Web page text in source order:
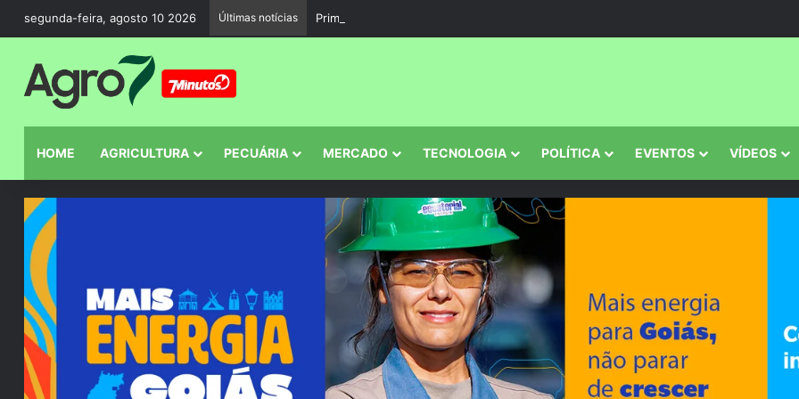
segunda-feira, agosto 10 2026 Últimas notícias Primeira Trilha Poética reúne literatura, música e cultura no Centro Histórico de
HOME AGRICULTURA PECUÁRIA MERCADO TECNOLOGIA POLÍTICA EVENTOS VÍDEOS